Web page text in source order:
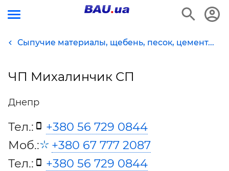
Сыпучие материалы, щебень, песок, цемент...
ЧП Михалинчик СП
Днепр
Тел.:
+380 56 729 0844
Моб.:
+380 67 777 2087
Тел.:
+380 56 729 0844